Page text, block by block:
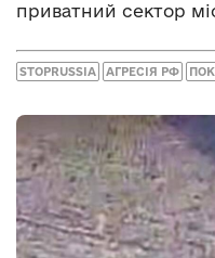
приватний сектор
STOPRUSSIA АГРЕСІЯ РФ